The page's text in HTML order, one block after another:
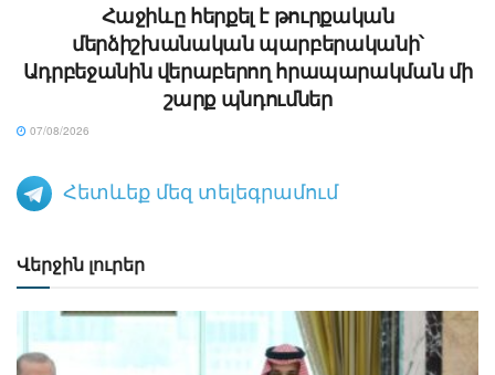
Հաջիևը հերքել է թուրքական
մերձիշխանական պարբերականի՝
Ադրբեջանին վերաբերող հրապարակման մի
շարք պնդումներ
07/08/2026
Հետևեք մեզ տելեգրամում
Վերջին լուրեր